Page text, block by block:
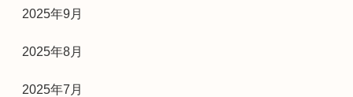
2025年9月
2025年8月
2025年7月